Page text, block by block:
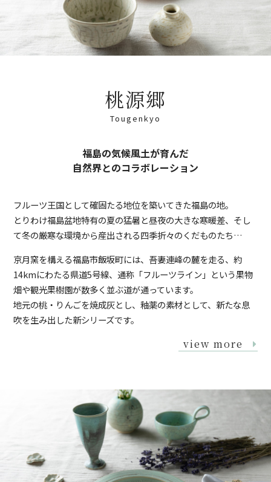
桃源郷
Tougenkyo
福島の気候風土が育んだ
自然界とのコラボレーション
フルーツ王国として確固たる地位を築いてきた福島の地。
とりわけ福島盆地特有の夏の猛暑と昼夜の大きな寒暖差、そし
て冬の厳寒な環境から産出される四季折々のくだものたち…
京月窯を構える福島市飯坂町には、吾妻連峰の麓を走る、約
14kmにわたる県道5号線、通称「フルーツライン」という果物
畑や観光果樹園が数多く並ぶ道が通っています。
地元の桃・りんごを焼成灰とし、釉薬の素材として、新たな息
吹を生み出した新シリーズです。
view more